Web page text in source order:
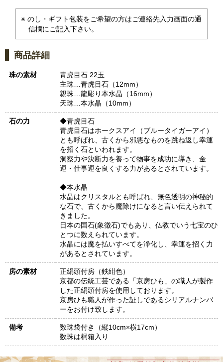
のし・ギフト包装をご希望の方はご連絡先入力画面の通
信欄にご記入下さい。
商品詳細
珠の素材
青虎目石 22玉
主珠…青虎目石（12mm）
親珠…龍彫り本水晶（16mm）
天珠…本水晶（10mm）
石の力
◆青虎目石
青虎目石はホークスアイ（ブルータイガーアイ）
とも呼ばれ、古くから邪悪なものを跳ね返し幸運
を招く石といわれます。
洞察力や決断力を養って物事を成功に導き、金
運・仕事運を良くする力があるとされています。
◆本水晶
水晶はクリスタルとも呼ばれ、無色透明の神秘的
な石で、古くから魔除けになると言い伝えられて
きました。
日本の国石(象徴石)でもあり、仏教でいう七宝のひ
とつに数えられています。
水晶には魔を払いすべてを浄化し、幸運を招く力
があるとされています。
房の素材
正絹頭付房（鉄紺色）
京都の伝統工芸である「京房ひも」の職人が製作
した正絹頭付房を使用しております。
京房ひも職人が作った証しであるシリアルナンバ
ーをお付け致します。
備考
数珠袋付き（縦10cm×横17cm）
数珠は桐箱入り